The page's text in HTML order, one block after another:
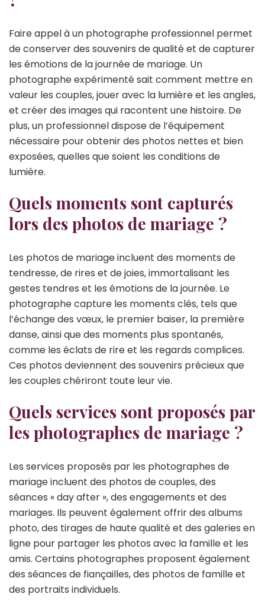
Faire appel à un photographe professionnel permet
de conserver des souvenirs de qualité et de capturer
les émotions de la journée de mariage. Un
photographe expérimenté sait comment mettre en
valeur les couples, jouer avec la lumière et les angles,
et créer des images qui racontent une histoire. De
plus, un professionnel dispose de l’équipement
nécessaire pour obtenir des photos nettes et bien
exposées, quelles que soient les conditions de
lumière.
Quels moments sont capturés
lors des photos de mariage ?
Les photos de mariage incluent des moments de
tendresse, de rires et de joies, immortalisant les
gestes tendres et les émotions de la journée. Le
photographe capture les moments clés, tels que
l’échange des vœux, le premier baiser, la première
danse, ainsi que des moments plus spontanés,
comme les éclats de rire et les regards complices.
Ces photos deviennent des souvenirs précieux que
les couples chériront toute leur vie.
Quels services sont proposés par
les photographes de mariage ?
Les services proposés par les photographes de
mariage incluent des photos de couples, des
séances « day after », des engagements et des
mariages. Ils peuvent également offrir des albums
photo, des tirages de haute qualité et des galeries en
ligne pour partager les photos avec la famille et les
amis. Certains photographes proposent également
des séances de fiançailles, des photos de famille et
des portraits individuels.